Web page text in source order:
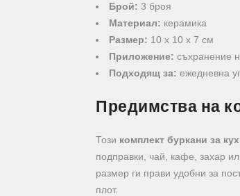
Брой: 3 броя
Материал: керамика
Размер: 10 x 10 x 7 см
Приложение: съхранение
Подходящ за: ежедневна
Предимства на
Този комплект буркани за
подправки, чай, кафе, захар
размер ги прави удобни за
плот.